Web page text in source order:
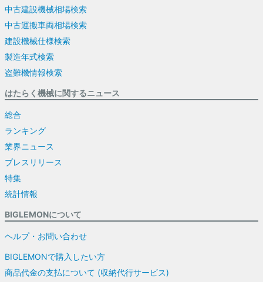
中古建設機械相場検索
中古運搬車両相場検索
建設機械仕様検索
製造年式検索
盗難機情報検索
はたらく機械に関するニュース
総合
ランキング
業界ニュース
プレスリリース
特集
統計情報
BIGLEMONについて
ヘルプ・お問い合わせ
BIGLEMONで購入したい方
商品代金の支払について (収納代行サービス)